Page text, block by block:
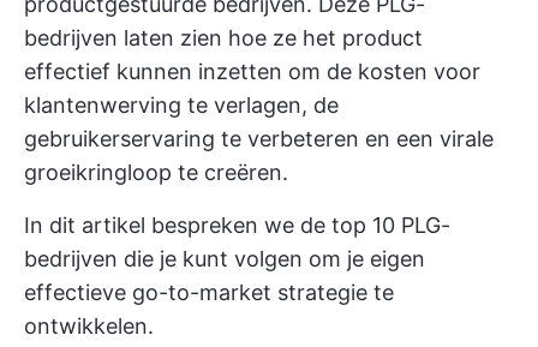
bedrijven laten zien hoe ze het product
effectief kunnen inzetten om de kosten voor
klantenwerving te verlagen, de
gebruikerservaring te verbeteren en een virale
groeikringloop te creëren.
In dit artikel bespreken we de top 10 PLG-
bedrijven die je kunt volgen om je eigen
effectieve go-to-market strategie te
ontwikkelen.